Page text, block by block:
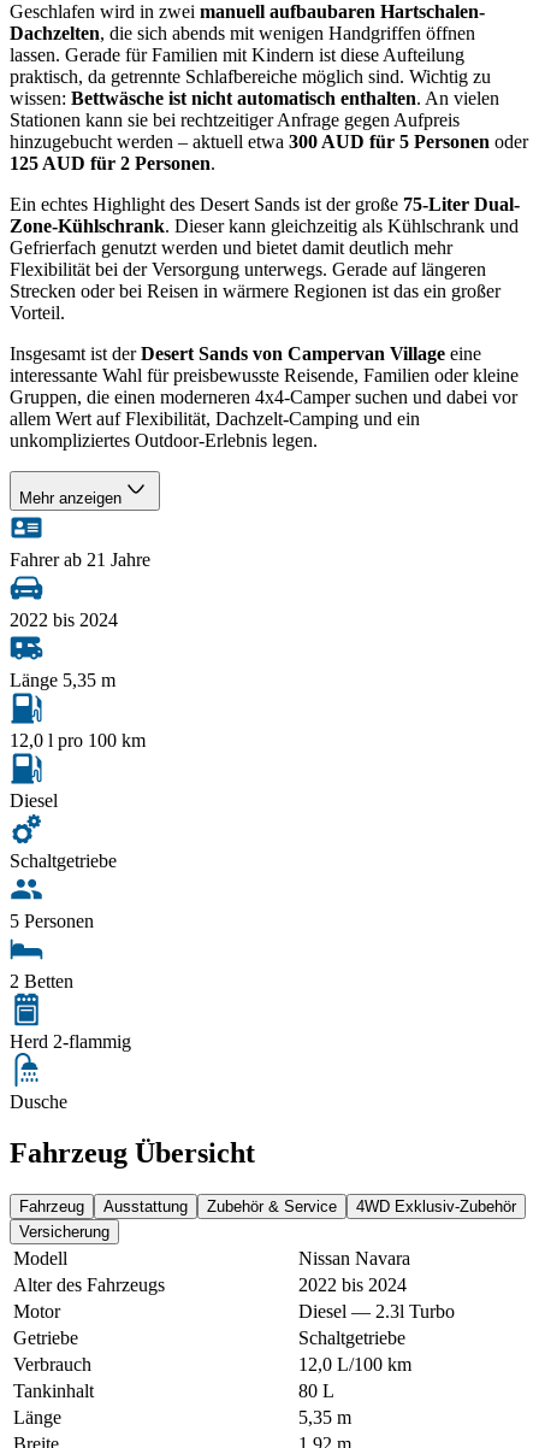
Geschlafen wird in zwei manuell aufbaubaren Hartschalen-
Dachzelten, die sich abends mit wenigen Handgriffen öffnen
lassen. Gerade für Familien mit Kindern ist diese Aufteilung
praktisch, da getrennte Schlafbereiche möglich sind. Wichtig zu
wissen: Bettwäsche ist nicht automatisch enthalten. An vielen
Stationen kann sie bei rechtzeitiger Anfrage gegen Aufpreis
hinzugebucht werden – aktuell etwa 300 AUD für 5 Personen oder
125 AUD für 2 Personen.
Ein echtes Highlight des Desert Sands ist der große 75-Liter Dual-
Zone-Kühlschrank. Dieser kann gleichzeitig als Kühlschrank und
Gefrierfach genutzt werden und bietet damit deutlich mehr
Flexibilität bei der Versorgung unterwegs. Gerade auf längeren
Strecken oder bei Reisen in wärmere Regionen ist das ein großer
Vorteil.
Insgesamt ist derDesert Sands von Campervan Village eine
interessante Wahl für preisbewusste Reisende, Familien oder kleine
Gruppen, die einen moderneren 4x4-Camper suchen und dabei vor
allem Wert auf Flexibilität, Dachzelt-Camping und ein
unkompliziertes Outdoor-Erlebnis legen.
Mehr anzeigen
Fahrer ab 21 Jahre
2022 bis 2024
Länge 5,35 m
12,0 l pro 100 km
Diesel
Schaltgetriebe
5 Personen
2 Betten
Herd 2-flammig
Dusche
Fahrzeug Übersicht
Fahrzeug Ausstattung Zubehör & Service
4WD Exklusiv-Zubehör
Versicherung
Modell
Nissan Navara
Alter des Fahrzeugs
2022 bis 2024
Motor
Diesel — 2.3l Turbo
Getriebe
Schaltgetriebe
Verbrauch
12,0 L/100 km
Tankinhalt
80 L
Länge
5,35 m